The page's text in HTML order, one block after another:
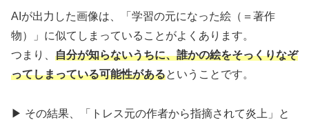
AIが出力した画像は、「学習の元になった絵（＝著作
物）」に似てしまっていることがよくあります。
つまり、 自分が知らないうちに、誰かの絵をそっくりなぞ
ってしまっている可能性があるということです。
▶ その結果、「トレス元の作者から指摘されて炎上」と